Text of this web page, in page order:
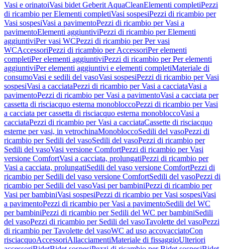
Vasi e orinatoiVasi bidet Geberit AquaCleanElementi completiPezzi
di ricambio per Elementi completiVasi sospesiPezzi di ricambio per
Vasi sospesiVasi a pavimentoPezzi di ricambio per Vasi a
pavimentoElementi aggiuntiviPezzi di ricambio per Elementi
aggiuntiviPer vasi WCPezzi di ricambio per Per vasi
WCAccessoriPezzi di ricambio per AccessoriPer elementi
completiPer elementi aggiuntiviPezzi di ricambio per Per elementi
aggiuntiviPer elementi aggiuntivi e elementi completiMateriale di
consumoVasi e sedili del vasoVasi sospesiPezzi di ricambio per Vasi
sospesiVasi a cacciataPezzi di ricambio per Vasi a cacciataVasi a
pavimentoPezzi di ricambio per Vasi a pavimentoVasi a cacciata per
cassetta di risciacquo esterna monobloccoPezzi di ricambio per Vasi
a cacciata per cassetta di risciacquo esterna monobloccoVasi a
cacciataPezzi di ricambio per Vasi a cacciataCassette di risciacquo
esterne per vasi, in vetrochinaMonobloccoSedili del vasoPezzi di
ricambio per Sedili del vasoSedili del vasoPezzi di ricambio per
Sedili del vasoVasi versione ComfortPezzi di ricambio per Vasi
versione ComfortVasi a cacciata, prolungatiPezzi di ricambio per
Vasi a cacciata, prolungatiSedili del vaso versione ComfortPezzi di
ricambio per Sedili del vaso versione ComfortSedili del vasoPezzi di
ricambio per Sedili del vasoVasi per bambiniPezzi di ricambio per
Vasi per bambiniVasi sospesiPezzi di ricambio per Vasi sospesiVasi
a pavimentoPezzi di ricambio per Vasi a pavimentoSedili del WC
per bambiniPezzi di ricambio per Sedili del WC per bambiniSedili
del vasoPezzi di ricambio per Sedili del vasoTavolette del vasoPezzi
di ricambio per Tavolette del vasoWC ad uso accovacciatoCon
risciacquoAccessoriAllacciamentiMateriale di fissaggioUlteriori